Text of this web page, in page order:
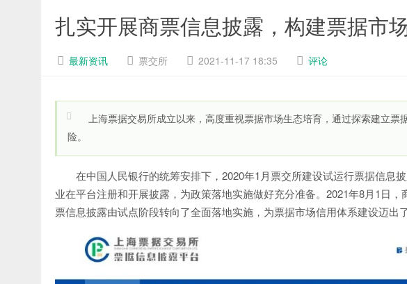
扎实开展商票信息披露，构建票据市
最新资讯 票交所 2021-11-17 18:35 评论
上海票据交易所成立以来，高度重视票据市场生态培育，通过探索建立票
险。
在中国人民银行的统筹安排下，2020年1月票交所建设试运行票据信息
业在平台注册和开展披露，为政策落地实施做好充分准备。2021年8月1日
票信息披露由试点阶段转向了全面落地实施，为票据市场信用体系建设迈出